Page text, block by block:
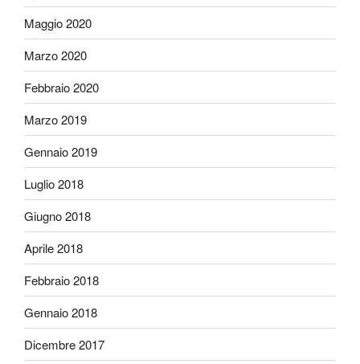
Maggio 2020
Marzo 2020
Febbraio 2020
Marzo 2019
Gennaio 2019
Luglio 2018
Giugno 2018
Aprile 2018
Febbraio 2018
Gennaio 2018
Dicembre 2017